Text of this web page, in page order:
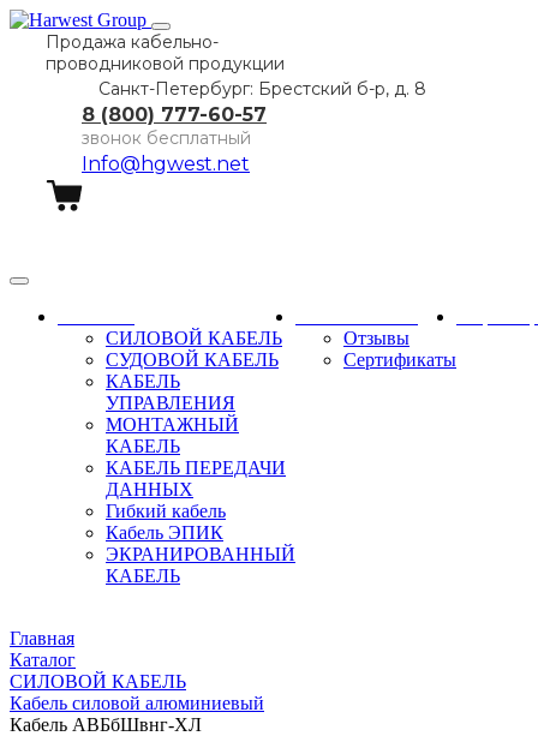
Продажа кабельно-
проводниковой продукции
Санкт-Петербург: Брестский б-р, д. 8
8 (800) 777-60-57
звонок бесплатный
Info@hgwest.net
СИЛОВОЙ КАБЕЛЬ
СУДОВОЙ КАБЕЛЬ
КАБЕЛЬ
УПРАВЛЕНИЯ
МОНТАЖНЫЙ
КАБЕЛЬ
КАБЕЛЬ ПЕРЕДАЧИ
ДАННЫХ
Гибкий кабель
Кабель ЭПИК
ЭКРАНИРОВАННЫЙ
КАБЕЛЬ
Отзывы
Сертификаты
Главная
Каталог
СИЛОВОЙ КАБЕЛЬ
Кабель силовой алюминиевый
Кабель АВБбШвнг-ХЛ